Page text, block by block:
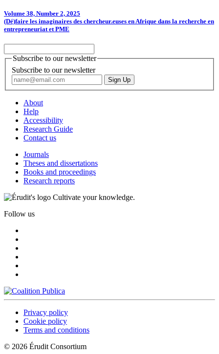
Volume 38, Number 2, 2025
(Dé)faire les imaginaires des chercheur.euses en Afrique dans la recherche en
entrepreneuriat et PME
Subscribe to our newsletter
Subscribe to our newsletter
About
Help
Accessibility
Research Guide
Contact us
Journals
Theses and dissertations
Books and proceedings
Research reports
Cultivate your knowledge.
Follow us
Privacy policy
Cookie policy
Terms and conditions
© 2026 Érudit Consortium